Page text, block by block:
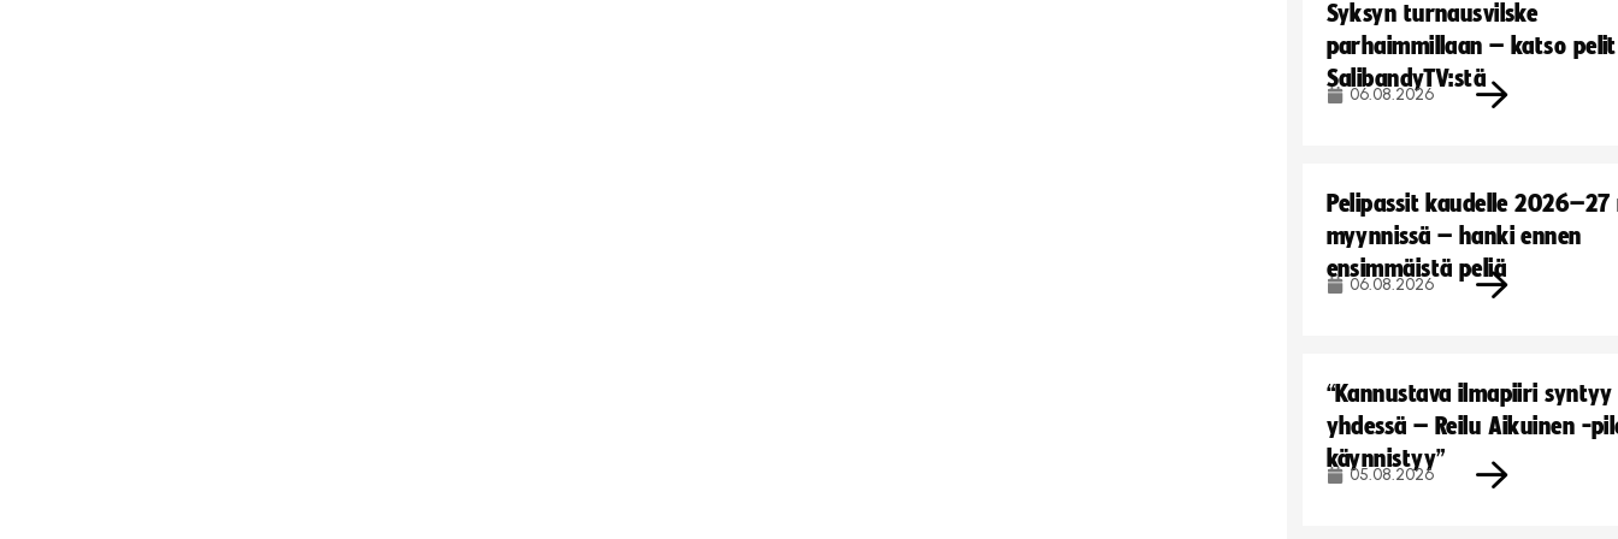
Syksyn turnausvilske
parhaimmillaan – katso pelit
SalibandyTV:stä
06.08.2026
Pelipassit kaudelle
myynnissä – hanki ennen
ensimmäistä peliä
06.08.2026
“Kannustava ilmapiiri syntyy
yhdessä – Reilu Aikuinen -
käynnistyy”
05.08.2026